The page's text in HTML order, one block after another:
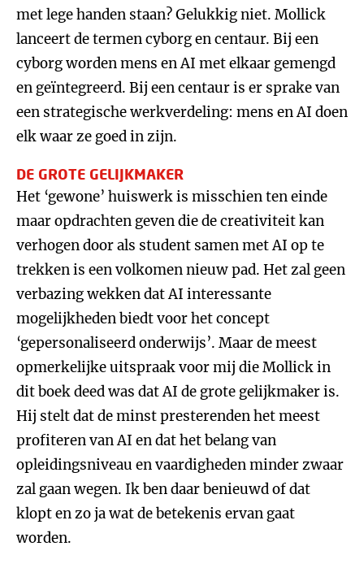
met lege handen staan? Gelukkig niet. Mollick
lanceert de termen cyborg en centaur. Bij een
cyborg worden mens en AI met elkaar gemengd
en geïntegreerd. Bij een centaur is er sprake van
een strategische werkverdeling: mens en AI doen
elk waar ze goed in zijn.
DE GROTE GELIJKMAKER
Het ‘gewone’ huiswerk is misschien ten einde
maar opdrachten geven die de creativiteit kan
verhogen door als student samen met AI op te
trekken is een volkomen nieuw pad. Het zal geen
verbazing wekken dat AI interessante
mogelijkheden biedt voor het concept
‘gepersonaliseerd onderwijs’. Maar de meest
opmerkelijke uitspraak voor mij die Mollick in
dit boek deed was dat AI de grote gelijkmaker is.
Hij stelt dat de minst presterenden het meest
profiteren van AI en dat het belang van
opleidingsniveau en vaardigheden minder zwaar
zal gaan wegen. Ik ben daar benieuwd of dat
klopt en zo ja wat de betekenis ervan gaat
worden.